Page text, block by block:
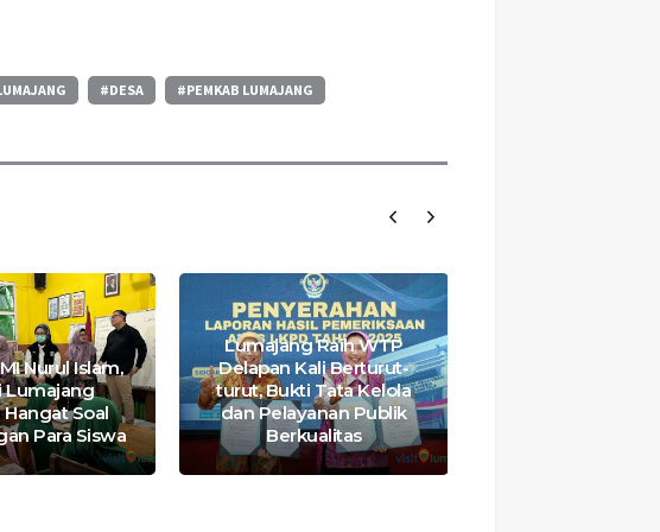
#DESA #PEMKAB LUMAJANG
Nurul Islam,
Lumajang
Soal
Para Siswa
Lumajang Raih WTP
Delapan Kali Berturut-
turut, Bukti Tata Kelola
dan Pelayanan Publik
Berkualitas